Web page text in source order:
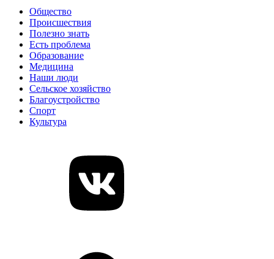
Общество
Происшествия
Полезно знать
Есть проблема
Образование
Медицина
Наши люди
Сельское хозяйство
Благоустройство
Спорт
Культура